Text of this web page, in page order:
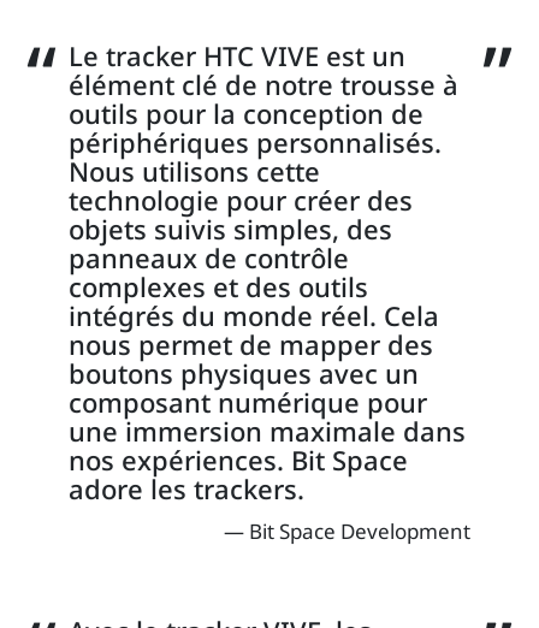
Le tracker HTC VIVE est un
élément clé de notre trousse à
outils pour la conception de
périphériques personnalisés.
Nous utilisons cette
technologie pour créer des
objets suivis simples, des
panneaux de contrôle
complexes et des outils
intégrés du monde réel. Cela
nous permet de mapper des
boutons physiques avec un
composant numérique pour
une immersion maximale dans
nos expériences. Bit Space
adore les trackers.
Bit Space Development